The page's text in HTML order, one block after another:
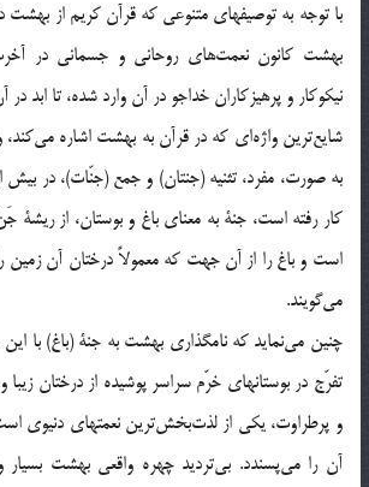
با توجه به توصيفهاي متنوعي كه قرآن كريم از
بهشت كانون نعمت‌هاي روحاني و جسماني در
نيكوكار و پرهيزكاران خداجو در آن وارد شده، تا ابد در
شايع‌ترين واژه‌اي كه در قرآن به بهشت اشاره
كار رفته است،‌ جنة به معناي باغ و بوستان، از ريشة
است و باغ را از آن جهت كه معمولاً درختان آن زمين
مي‌گويند.
چنين مي‌نمايد كه نامگذاري بهشت به جنة (باغ) با اين
تفرّج در بوستانهاي خرّم سراسر پوشيده از درختان
و پرطراوت، يكي از لذت‌بخش‌ترين نعمتهاي دنيوي
آن را مي‌پسندد. بي‌ترديد چهره واقعي بهشت بسيار